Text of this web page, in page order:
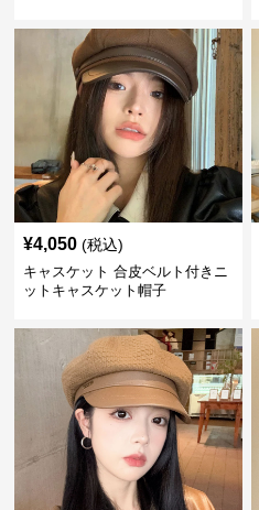
¥4,050 (税込)
キャスケット 合皮ベルト付きニ
ットキャスケット帽子